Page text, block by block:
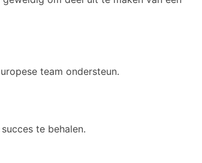
team ondersteun.
te behalen.